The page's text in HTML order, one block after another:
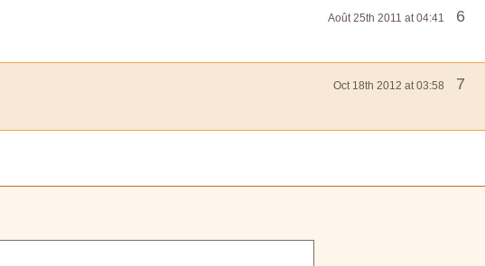
Août 25th 2011 at 04:41 6
Oct 18th 2012 at 03:58 7